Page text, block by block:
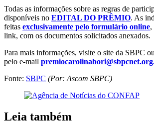
Todas as informações sobre as regras de
disponíveis no EDITAL DO PRÊMIO. As
feitas exclusivamente pelo formulário online,
link, com os documentos solicitados anexados.
Para mais informações, visite o site da SBPC
pelo e-mail
Fonte: SBPC (Por: Ascom SBPC)
Leia também